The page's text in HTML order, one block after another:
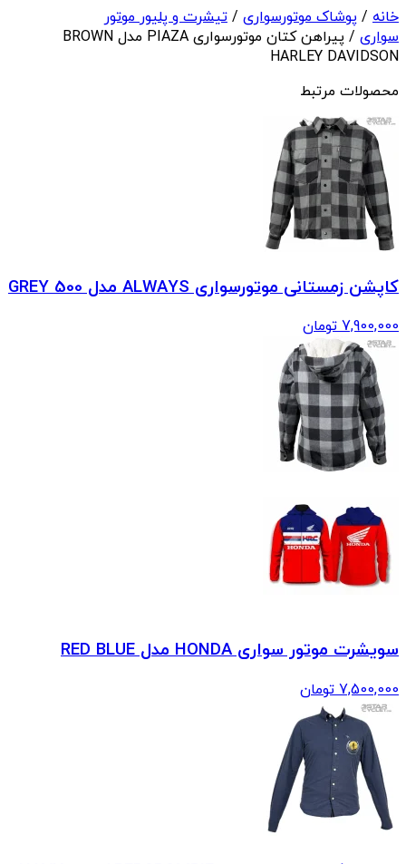
خانه / پوشاک موتورسواری / تیشرت و پلیور موتور
سواری
/ پیراهن کتان موتورسواری PIAZA مدل BROWN
HARLEY DAVIDSON
محصولات مرتبط
کاپشن زمستانی موتورسواری ALWAYS مدل 500 GREY
7,900,000 تومان
سویشرت موتور سواری HONDA مدل RED BLUE
7,500,000 تومان